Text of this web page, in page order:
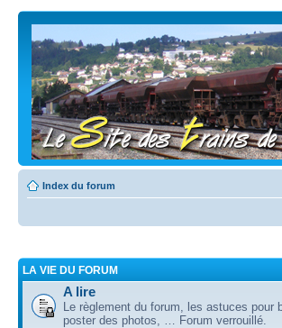
Index du forum
LA VIE DU FORUM
A lire
Le règlement du forum, les astuces
poster des photos, … Forum verrouillé.